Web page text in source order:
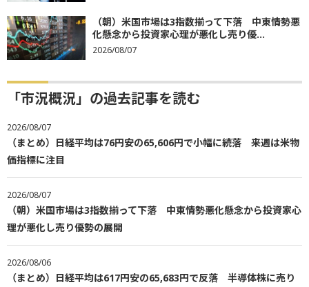
（朝）米国市場は3指数揃って下落 中東情勢悪
化懸念から投資家心理が悪化し売り優...
2026/08/07
「市況概況」の過去記事を読む
2026/08/07
（まとめ）日経平均は76円安の65,606円で小幅に続落 来週は米物
価指標に注目
2026/08/07
（朝）米国市場は3指数揃って下落 中東情勢悪化懸念から投資家心
理が悪化し売り優勢の展開
2026/08/06
（まとめ）日経平均は617円安の65,683円で反落 半導体株に売り